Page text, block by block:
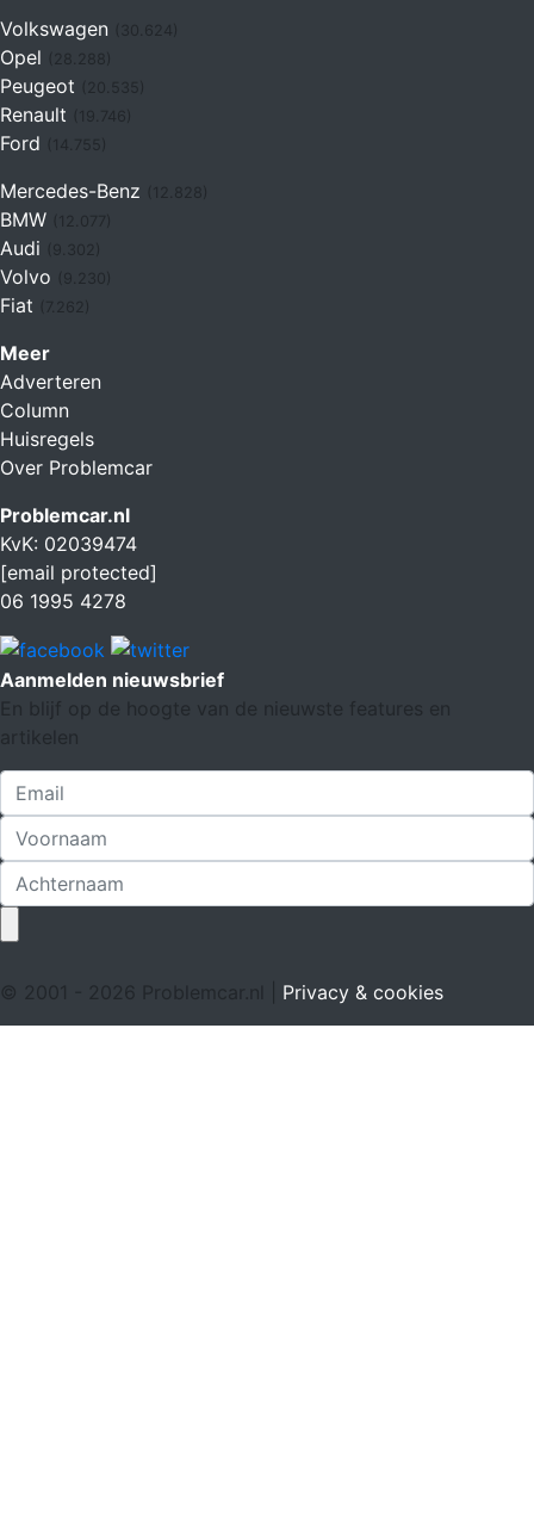
Volkswagen (30.624)
Opel
Peugeot
Renault (19.746)
Ford (14.755)
Mercedes-Benz
BMW
Audi
Volvo
Fiat (7.262)
Meer
Adverteren
Column
Huisregels
Over Problemcar
Problemcar.nl
KvK: 02039474
[email protected]
06 1995 4278
Aanmelden nieuwsbrief
En blijf op de hoogte van de nieuwste features en
artikelen
© 2001 - 2026 Problemcar.nl | Privacy & cookies